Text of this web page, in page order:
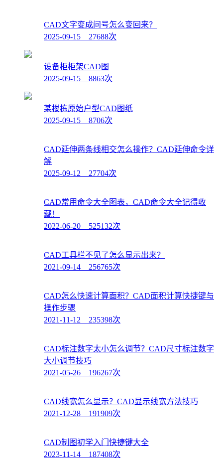
CAD文字变成问号怎么变回来？
2025-09-15 27688次
设备柜柜架CAD图
2025-09-15 8863次
某楼栋原始户型CAD图纸
2025-09-15 8706次
CAD延伸两条线相交怎么操作？CAD延伸命令详
解
2025-09-12 27704次
CAD常用命令大全图表，CAD命令大全记得收
藏！
2022-06-20 525132次
CAD工具栏不见了怎么显示出来？
2021-09-14 256765次
CAD怎么快速计算面积？CAD面积计算快捷键与
操作步骤
2021-11-12 235398次
CAD标注数字太小怎么调节？CAD尺寸标注数字
大小调节技巧
2021-05-26 196267次
CAD线宽怎么显示？CAD显示线宽方法技巧
2021-12-28 191909次
CAD制图初学入门快捷键大全
2023-11-14 187408次